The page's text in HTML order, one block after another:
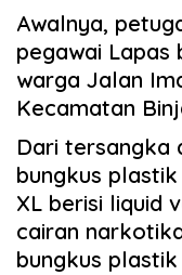
Awalnya,
pegawai Lapas
warga Jalan
Kecamatan
Dari tersangka
bungkus
XL berisi liquid
cairan
bungkus